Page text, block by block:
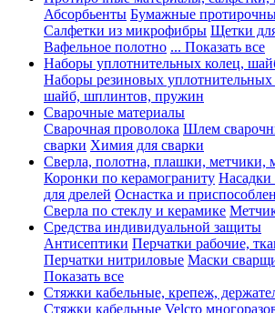
Абсорбьенты Бумажные
Салфетки из микрофибры Щетки
Вафельное полотно ... Показать все
Наборы уплотнительных колец,
Наборы резиновых уплотнительных
шайб, шплинтов, пружин
Сварочные материалы
Сварочная проволока Шлем
сварки Химия для сварки
Сверла, полотна, плашки, метчики,
Коронки по керамограниту
для дрелей Оснастка и
Сверла по стеклу и керамике
Средства индивидуальной защиты
Антисептики Перчатки рабочие,
Перчатки нитриловые Маски
Показать все
Стяжки кабельные, крепеж,
Стяжки кабельные Velcro